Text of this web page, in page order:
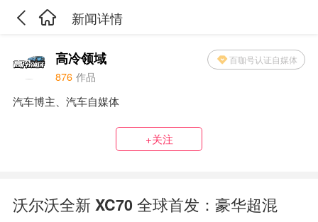
新闻详情
高冷领域 百咖号认证自媒体
876 作品
汽车博主、汽车自媒体
+关注
沃尔沃全新 XC70 全球首发：豪华超混